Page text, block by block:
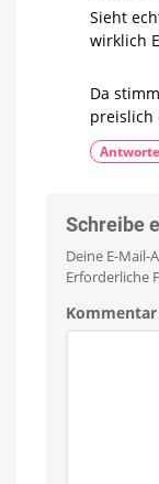
Sieht
wirklich
Da
preislich
Schreibe
Deine E-
Erforderliche
Kommentar